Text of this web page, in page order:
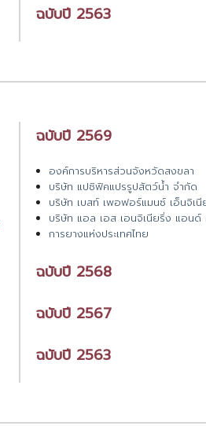
ฉบับปี 2563
ฉบับปี 2569
องค์การบริหารส่วนจังหวัดสงขลา
บริษัท แปซิฟิคแปรรูปสัตว์น้ำ จำกัด
บริษัท เบสท์ เพอฟอร์แมนซ์ เอ็นจิเ
บริษัท แอล เอส เอนจิเนียริ่ง แอน
การยางแห่งประเทศไทย
ฉบับปี 2568
ฉบับปี 2567
ฉบับปี 2563